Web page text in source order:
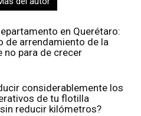
en Querétaro:
de arrendamiento de la
no para de crecer
considerablemente los
de tu flotilla
reducir kilómetros?